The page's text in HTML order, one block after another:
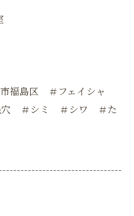
福島区 ＃フェイシャ
＃シミ ＃シワ ＃た